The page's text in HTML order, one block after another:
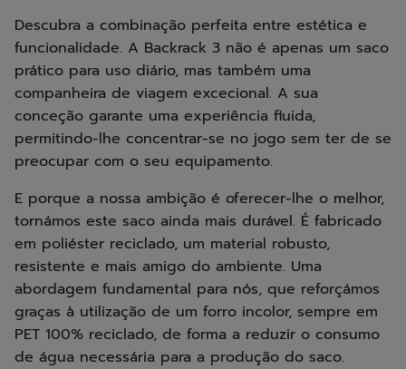
Descubra a combinação perfeita entre estética e
funcionalidade. A Backrack 3 não é apenas um saco
prático para uso diário, mas também uma
companheira de viagem excecional. A sua
conceção garante uma experiência fluida,
permitindo-lhe concentrar-se no jogo sem ter de se
preocupar com o seu equipamento.
E porque a nossa ambição é oferecer-lhe o melhor,
tornámos este saco ainda mais durável. É fabricado
em poliéster reciclado, um material robusto,
resistente e mais amigo do ambiente. Uma
abordagem fundamental para nós, que reforçámos
graças à utilização de um forro incolor, sempre em
PET 100% reciclado, de forma a reduzir o consumo
de água necessária para a produção do saco.